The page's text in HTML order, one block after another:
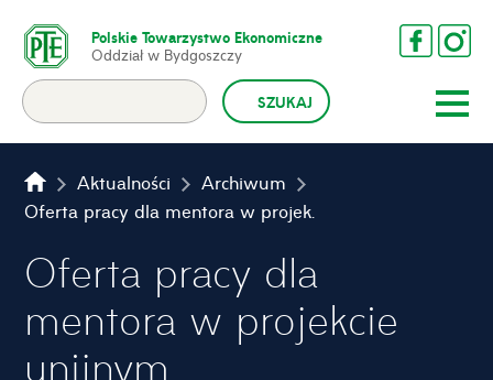
Polskie Towarzystwo Ekonomiczne
Oddział w Bydgoszczy
Aktualności
Archiwum
Oferta pracy dla mentora w projekcie unijnym
Oferta pracy dla
mentora w projekcie
unijnym